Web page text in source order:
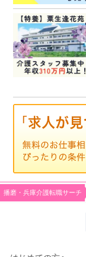
播磨・兵庫介護転職サーチ